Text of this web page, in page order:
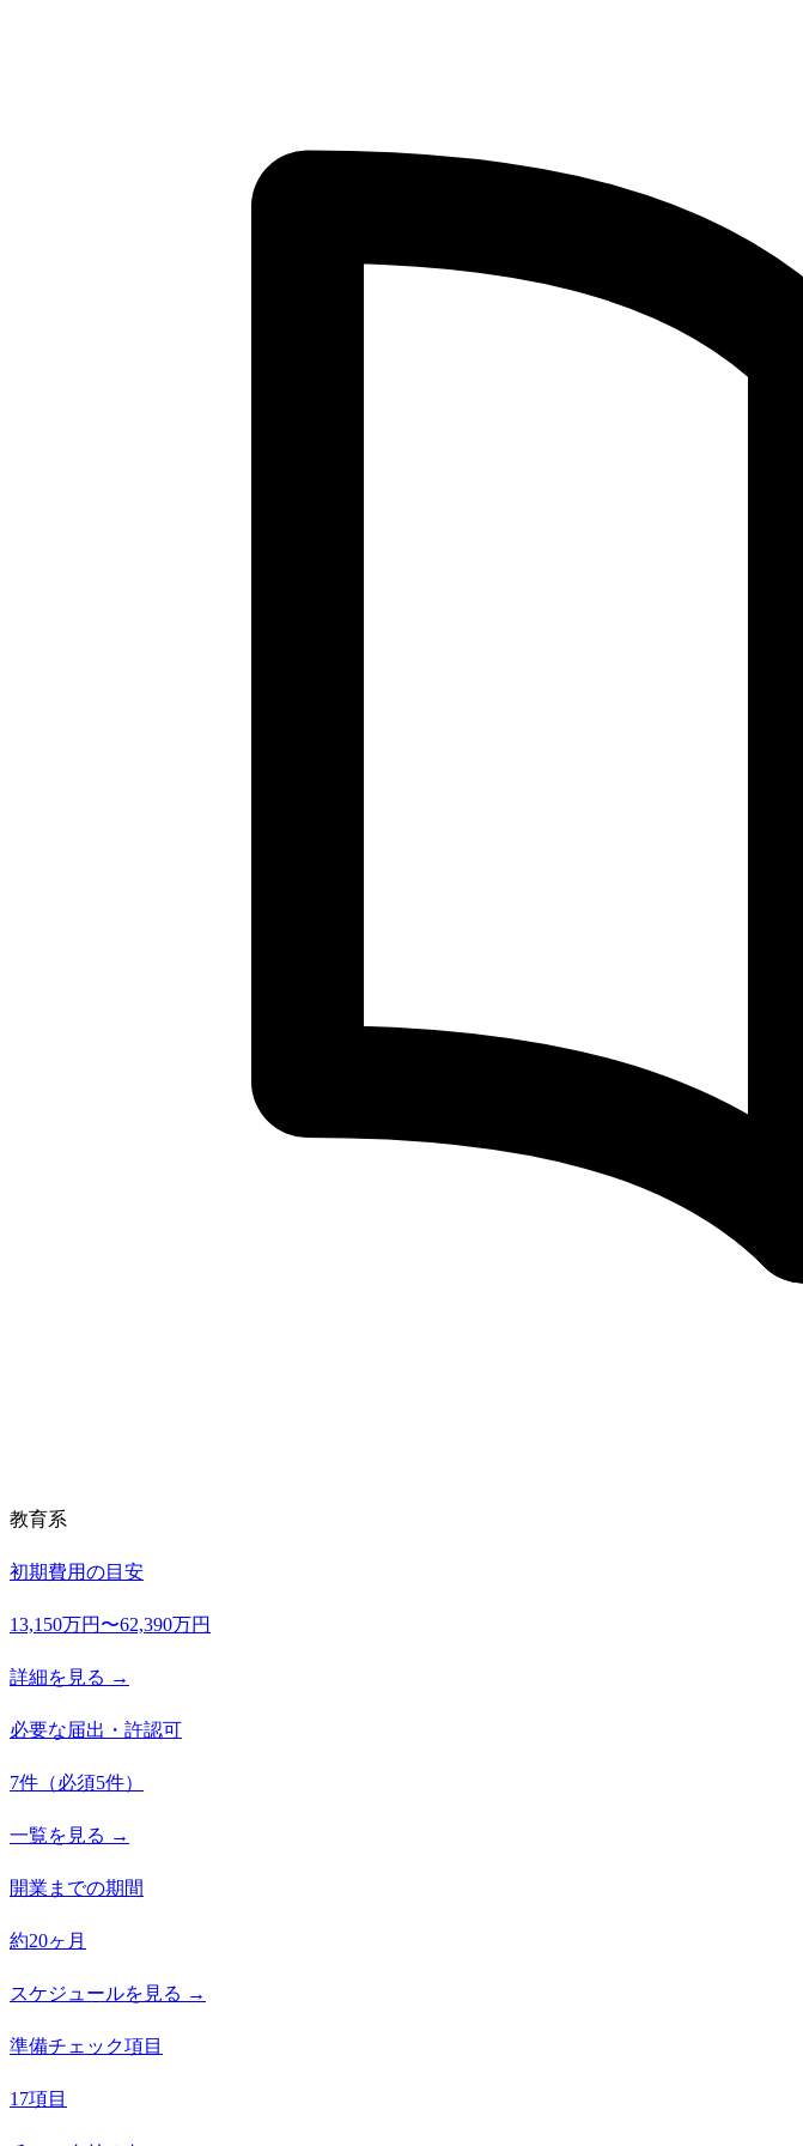
教育系
初期費用の目安
13,150万円〜62,390万円
詳細を見る →
必要な届出・許認可
7件 （必須5件）
一覧を見る →
開業までの期間
約20ヶ月
スケジュールを見る →
準備チェック項目
17項目